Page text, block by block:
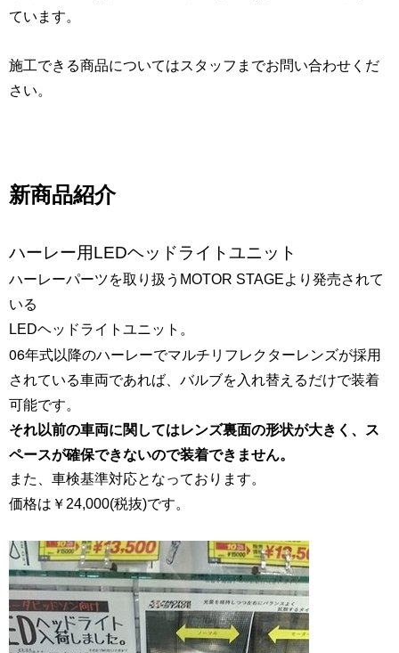
ています。
施工できる商品についてはスタッフまでお問い合わせくだ
さい。
新商品紹介
ハーレー用LEDヘッドライトユニット
ハーレーパーツを取り扱うMOTOR STAGEより発売されて
いる
LEDヘッドライトユニット。
06年式以降のハーレーでマルチリフレクターレンズが採用
されている車両であれば、バルブを入れ替えるだけで装着
可能です。
それ以前の車両に関してはレンズ裏面の形状が大きく、ス
ペースが確保できないので装着できません。
また、車検基準対応となっております。
価格は￥24,000(税抜)です。